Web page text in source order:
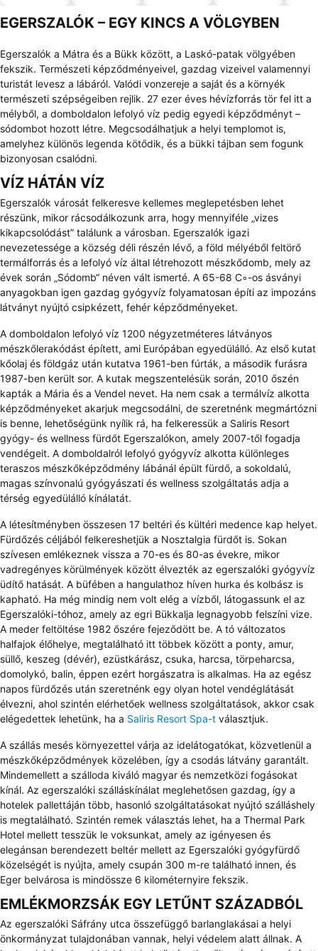
EGERSZALÓK – EGY KINCS A VÖLGYBEN
Egerszalók a Mátra és a Bükk között, a Laskó-patak völgyében
fekszik. Természeti képződményeivel, gazdag vizeivel valamennyi
turistát levesz a lábáról. Valódi vonzereje a saját és a környék
természeti szépségeiben rejlik. 27 ezer éves hévízforrás tör fel itt a
mélyből, a domboldalon lefolyó víz pedig egyedi képződményt –
sódombot hozott létre. Megcsodálhatjuk a helyi templomot is,
amelyhez különös legenda kötődik, és a bükki tájban sem fogunk
bizonyosan csalódni.
VÍZ HÁTÁN VÍZ
Egerszalók városát felkeresve kellemes meglepetésben lehet
részünk, mikor rácsodálkozunk arra, hogy mennyiféle „vizes
kikapcsolódást” találunk a városban. Egerszalók igazi
nevezetessége a község déli részén lévő, a föld mélyéből feltörő
termálforrás és a lefolyó víz által létrehozott mészkődomb, mely az
évek során „Sódomb“ néven vált ismerté. A 65-68 C◦-os ásványi
anyagokban igen gazdag gyógyvíz folyamatosan építi az impozáns
látványt nyújtó csipkézett, fehér képződményeket.
A domboldalon lefolyó víz 1200 négyzetméteres látványos
mészkőlerakódást épített, ami Európában egyedülálló. Az első kutat
kőolaj és földgáz után kutatva 1961-ben fúrták, a második furásra
1987-ben került sor. A kutak megszentelésük során, 2010 őszén
kapták a Mária és a Vendel nevet. Ha nem csak a termálvíz alkotta
képződményeket akarjuk megcsodálni, de szeretnénk megmártózni
is benne, lehetőségünk nyílik rá, ha felkeressük a Saliris Resort
gyógy- és wellness fürdőt Egerszalókon, amely 2007-től fogadja
vendégeit. A domboldalról lefolyó gyógyvíz alkotta különleges
teraszos mészkőképződmény lábánál épült fürdő, a sokoldalú,
magas színvonalú gyógyászati és wellness szolgáltatás adja a
térség egyedülálló kínálatát.
A létesítményben összesen 17 beltéri és kültéri medence kap helyet.
Fürdőzés céljából felkereshetjük a Nosztalgia fürdőt is. Sokan
szívesen emlékeznek vissza a 70-es és 80-as évekre, mikor
vadregényes körülmények között élvezték az egerszalóki gyógyvíz
üdítő hatását. A büfében a hangulathoz híven hurka és kolbász is
kapható. Ha még mindig nem volt elég a vízből, látogassunk el az
Egerszalóki-tóhoz, amely az egri Bükkalja legnagyobb felszíni vize.
A meder feltöltése 1982 őszére fejeződött be. A tó változatos
halfajok élőhelye, megtalálható itt többek között a ponty, amur,
süllő, keszeg (dévér), ezüstkárász, csuka, harcsa, törpeharcsa,
domolykó, balin, éppen ezért horgászatra is alkalmas. Ha az egész
napos fürdőzés után szeretnénk egy olyan hotel vendéglátását
élvezni, ahol szintén elérhetőek wellness szolgáltatások, akkor csak
elégedettek lehetünk, ha a Saliris Resort Spa-t választjuk.
A szállás mesés környezettel várja az idelátogatókat, közvetlenül a
mészkőképződmények közelében, így a csodás látvány garantált.
Mindemellett a szálloda kiváló magyar és nemzetközi fogásokat
kínál. Az egerszalóki szálláskínálat meglehetősen gazdag, így a
hotelek pallettáján több, hasonló szolgáltatásokat nyújtó szálláshely
is megtalálható. Szintén remek választás lehet, ha a Thermal Park
Hotel mellett tesszük le voksunkat, amely az igényesen és
elegánsan berendezett beltér mellett az Egerszalóki gyógyfürdő
közelségét is nyújta, amely csupán 300 m-re található innen, és
Eger belvárosa is mindössze 6 kilométernyire fekszik.
EMLÉKMORZSÁK EGY LETŰNT SZÁZADBÓL
Az egerszalóki Sáfrány utca összefüggő barlanglakásai a helyi
önkormányzat tulajdonában vannak, helyi védelem alatt állnak. A